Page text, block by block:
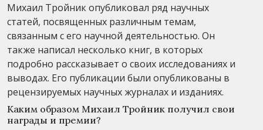
Михаил Тройник опубликовал ряд научных
статей, посвященных различным темам,
связанным с его научной деятельностью. Он
также написал несколько книг, в которых
подробно рассказывает о своих исследованиях и
выводах. Его публикации были опубликованы в
рецензируемых научных журналах и изданиях.
Каким образом Михаил Тройник получил свои
награды и премии?